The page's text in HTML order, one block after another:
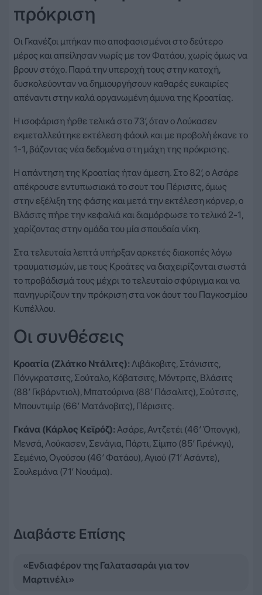
πρόκριση
Οι Γκανέζοι μπήκαν πιο αποφασισμένοι στο δεύτερο
μέρος και απείλησαν νωρίς με τον Φατάου, χωρίς όμως να
βρουν στόχο. Παρά την υπεροχή τους στην κατοχή,
δυσκολεύονταν να δημιουργήσουν καθαρές ευκαιρίες
απέναντι στην καλά οργανωμένη άμυνα της Κροατίας.
Η ισοφάριση ήρθε τελικά στο 73′, όταν ο Λούκασεν
εκμεταλλεύτηκε εκτέλεση φάουλ και με προβολή έκανε το
1-1, βάζοντας νέα δεδομένα στη μάχη της πρόκρισης.
Η απάντηση της Κροατίας ήταν άμεση. Στο 82′, ο Ασάρε
απέκρουσε εντυπωσιακά το σουτ του Πέρισιτς, όμως
στην εξέλιξη της φάσης και μετά την εκτέλεση κόρνερ, ο
Βλάσιτς πήρε την κεφαλιά και διαμόρφωσε το τελικό 2-1,
χαρίζοντας στην ομάδα του μία σπουδαία νίκη.
Στα τελευταία λεπτά υπήρξαν αρκετές διακοπές λόγω
τραυματισμών, με τους Κροάτες να διαχειρίζονται σωστά
το προβάδισμά τους μέχρι το τελευταίο σφύριγμα και να
πανηγυρίζουν την πρόκριση στα νοκ άουτ του Παγκοσμίου
Κυπέλλου.
Οι συνθέσεις
Κροατία (Ζλάτκο Ντάλιτς): Λιβάκοβιτς, Στάνισιτς,
Πόνγκρατσιτς, Σούταλο, Κόβατσιτς, Μόντριτς, Βλάσιτς
(88′ Γκβάρντιολ), Μπατούρινα (88′ Πάσαλιτς), Σούτσιτς,
Μπουντιμίρ (66′ Ματάνοβιτς), Πέρισιτς.
Γκάνα (Κάρλος Κεϊρόζ): Ασάρε, Αντζετέι (46′ Όπονγκ),
Μενσά, Λούκασεν, Σενάγια, Πάρτι, Σίμπο (85′ Γιρένκγι),
Σεμένιο, Ογούσου (46′ Φατάου), Αγιού (71′ Ασάντε),
Σουλεμάνα (71′ Νουάμα).
Διαβάστε Επίσης
«Ενδιαφέρον της Γαλατασαράι για τον
Μαρτινέλι»